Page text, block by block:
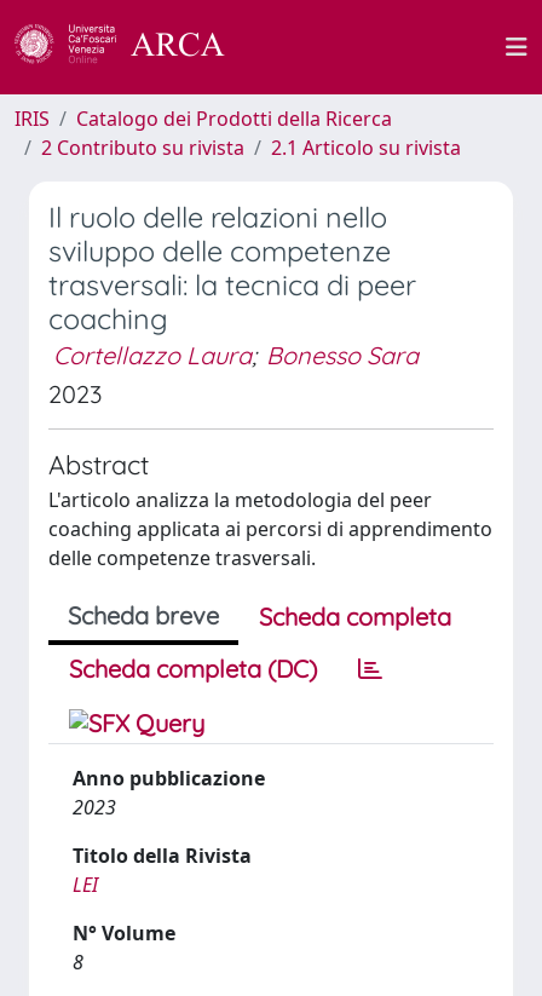
IRIS
Catalogo dei Prodotti della Ricerca
2 Contributo su rivista
2.1 Articolo su rivista
Il ruolo delle relazioni nello
sviluppo delle competenze
trasversali: la tecnica di peer
coaching
Cortellazzo Laura; Bonesso Sara
2023
Abstract
L'articolo analizza la metodologia del peer
coaching applicata ai percorsi di apprendimento
delle competenze trasversali.
Scheda breve
Scheda completa
Scheda completa (DC)
Anno pubblicazione
2023
Titolo della Rivista
LEI
N° Volume
8